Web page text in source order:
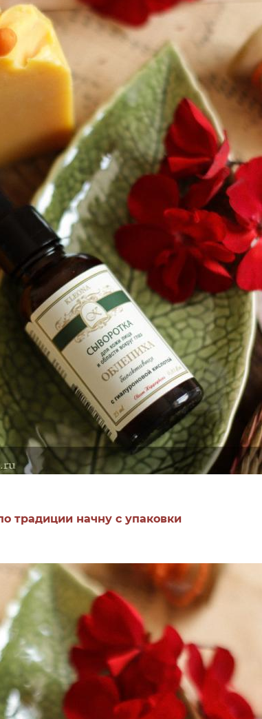
традиции начну с упаковки